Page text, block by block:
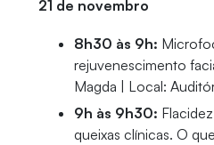
21 de novembro
8h30 às 9h:
rejuvenescimento
Magda | Local:
9h às 9h30:
queixas clínicas. O